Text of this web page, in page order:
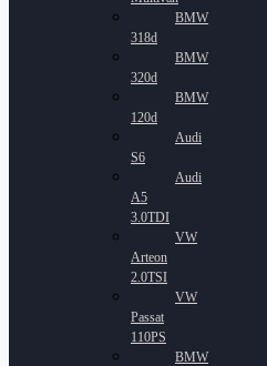
BMW
318d
BMW
320d
BMW
120d
Audi
S6
Audi
A5
3.0TDI
VW
Arteon
2.0TSI
VW
Passat
110PS
BMW